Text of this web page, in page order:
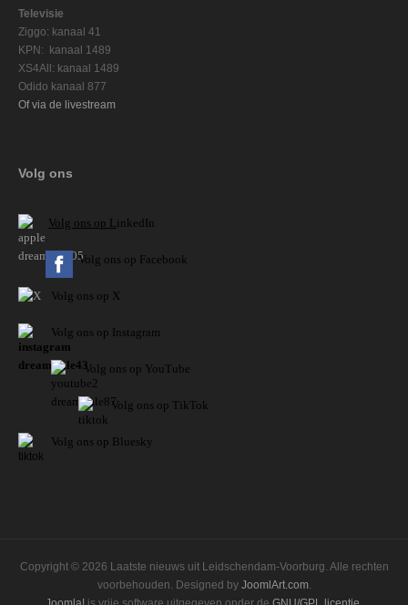
Televisie
Ziggo: kanaal 41
KPN: kanaal 1489
XS4All: kanaal 1489
Odido kanaal 877
Of via de livestream
Volg ons
Volg ons op LinkedIn
Volg ons op Facebook
Volg ons op X
Volg ons op Instagram
Volg ons op YouTube
Volg ons op TikTok
Volg ons op Bluesky
Copyright © 2026 Laatste nieuws uit Leidschendam-Voorburg. Alle rechten
voorbehouden. Designed by JoomlArt.com.